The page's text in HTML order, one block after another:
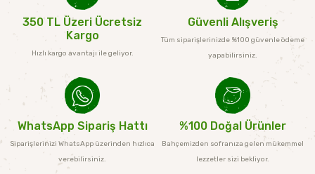
350 TL Üzeri Ücretsiz
Kargo
Hızlı kargo avantajı ile geliyor.
Güvenli Alışveriş
Tüm siparişlerinizde %100 güvenle ödeme
yapabilirsiniz.
WhatsApp Sipariş Hattı
Siparişlerinizi WhatsApp üzerinden hızlıca
verebilirsiniz.
%100 Doğal Ürünler
Bahçemizden sofranıza gelen mükemmel
lezzetler sizi bekliyor.